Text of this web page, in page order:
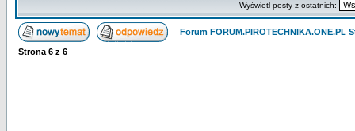
Wyświetl posty z ostatnich:
Forum FORUM.PIROTECHNIKA.ONE.PL
Strona 6 z 6